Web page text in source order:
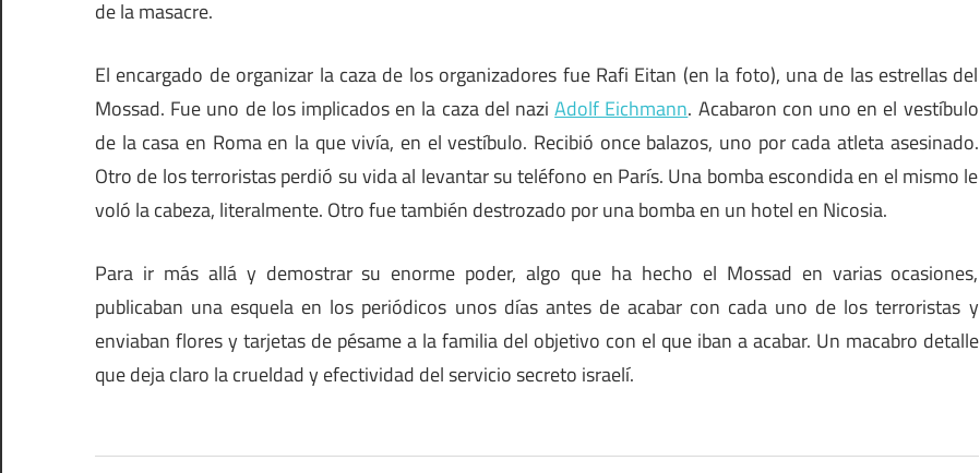
de la masacre.
El encargado de organizar la caza de los organizadores fue Rafi Eitan (en la foto), una de las estrellas del
Mossad. Fue uno de los implicados en la caza del naziAdolf Eichmann. Acabaron con uno en el vestíbulo
de la casa en Roma en la que vivía, en el vestíbulo. Recibió once balazos, uno por cada atleta asesinado.
Otro de los terroristas perdió su vida al levantar su teléfono en París. Una bomba escondida en el mismo le
voló la cabeza, literalmente. Otro fue también destrozado por una bomba en un hotel en Nicosia.
Para ir más allá y demostrar su enorme poder, algo que ha hecho el Mossad en varias ocasiones,
publicaban una esquela en los periódicos unos días antes de acabar con cada uno de los terroristas y
enviaban flores y tarjetas de pésame a la familia del objetivo con el que iban a acabar. Un macabro detalle
que deja claro la crueldad y efectividad del servicio secreto israelí.